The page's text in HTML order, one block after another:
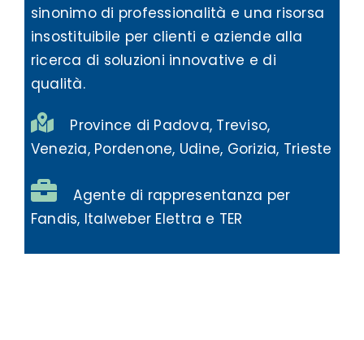
sinonimo di professionalità e una risorsa
insostituibile per clienti e aziende alla
ricerca di soluzioni innovative e di
qualità.
Province di Padova, Treviso,
Venezia, Pordenone, Udine, Gorizia, Trieste
Agente di rappresentanza per
Fandis, Italweber Elettra e TER